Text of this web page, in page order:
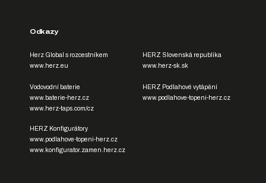
Odkazy
Herz Global s rozcestníkem
www.herz.eu
Vodovodní baterie
www.baterie-herz.cz
www.herz-taps.com/cz
HERZ Slovenská republika
www.herz-sk.sk
HERZ Podlahové vytápění
www.podlahove-topeni-herz.cz
HERZ Konfigurátory
www.podlahove-topeni-herz.cz
www.konfigurator.zamen.herz.cz